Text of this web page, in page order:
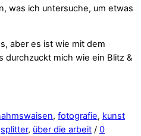
was ich untersuche, um etwas
aber es ist wie mit dem
durchzuckt mich wie ein Blitz &
, fotografie, kunst
splitter, über die arbeit / 0